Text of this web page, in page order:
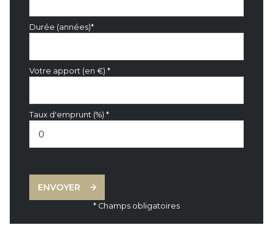
Durée (années)*
Votre apport (en €) *
Taux d'emprunt (%) *
ENVOYER
* Champs obligatoires